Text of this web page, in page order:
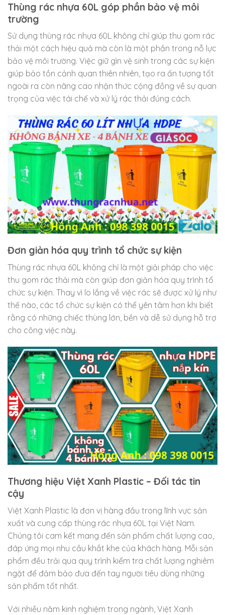
Thùng rác nhựa 60L góp phần bảo vệ môi
trường
Sử dụng thùng rác nhựa 60L không chỉ giúp thu gom rác
thải một cách hiệu quả mà còn là một phần trong nỗ lực
bảo vệ môi trường. Việc giữ gìn vệ sinh trong các sự kiện
giúp bảo tồn cảnh quan thiên nhiên, tạo ra ấn tượng tốt
ngoài ra còn nâng cao nhận thức cộng đồng về sự quan
trọng của việc tái chế và xử lý rác thải đúng cách.
Đơn giản hóa quy trình tổ chức sự kiện
Thùng rác nhựa 60L không chỉ là một giải pháp cho việc
thu gom rác thải mà còn giúp đơn giản hóa quy trình tổ
chức sự kiện. Thay vì lo lắng về việc rác sẽ được xử lý như
thế nào, các tổ chức sự kiện có thể yên tâm hơn khi biết
rằng có những chiếc thùng lớn, bền và dễ sử dụng hỗ trợ
cho công việc này.
Thương hiệu Việt Xanh Plastic – Đối tác tin
cậy
Việt Xanh Plastic là đơn vị hàng đầu trong lĩnh vực sản
xuất và cung cấp thùng rác nhựa 60L tại Việt Nam.
Chúng tôi cam kết mang đến sản phẩm chất lượng cao,
đáp ứng mọi nhu cầu khắt khe của khách hàng. Mỗi sản
phẩm đều trải qua quy trình kiểm tra chất lượng nghiêm
ngặt để đảm bảo đưa đến tay người tiêu dùng những
sản phẩm tốt nhất.
Với nhiều năm kinh nghiệm trong ngành, Việt Xanh